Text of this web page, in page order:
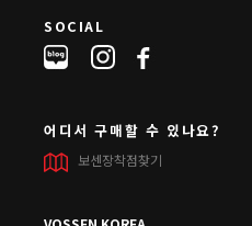
SOCIAL
어디서 구매할 수 있나요?
보센장착점찾기